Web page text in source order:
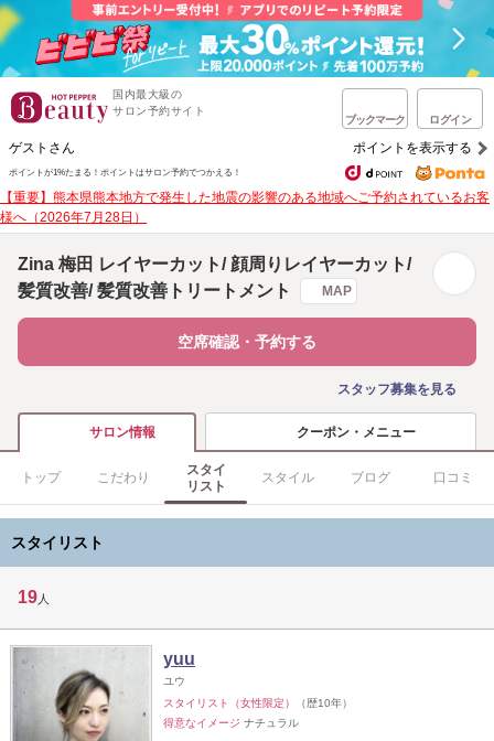
国内最大級の
サロン予約サイト
ブックマーク ログイン
ゲストさん ポイントを表示する
ポイントが1%たまる！ ポイントはサロン予約でつかえる！
【重要】熊本県熊本地方で発生した地震の影響のある地域へご予約されているお客
様へ（2026年7月28日）
Zina 梅田 レイヤーカット/ 顔周りレイヤーカット/
髪質改善/ 髪質改善トリートメント
MAP
空席確認・予約する
スタッフ募集を見る
サロン情報 クーポン・メニュー
トップ こだわり
スタイ
リスト
スタイル ブログ 口コミ
スタイリスト
19 人
yuu
ユウ
スタイリスト（女性限定）
（歴10年）
得意なイメージ ナチュラル